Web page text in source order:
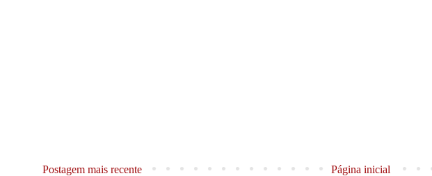
Postagem mais recente Página inicial